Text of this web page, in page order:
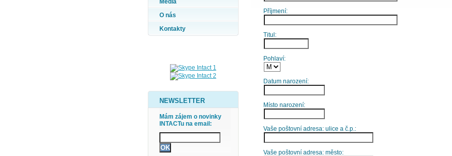
Média
O nás
Kontakty
NEWSLETTER
Mám zájem o novinky
INTACTu na email:
Příjmení:
Titul:
Pohlaví:
Datum narození:
Místo narození:
Vaše poštovní adresa: ulice a č.p.:
Vaše poštovní adresa: město: